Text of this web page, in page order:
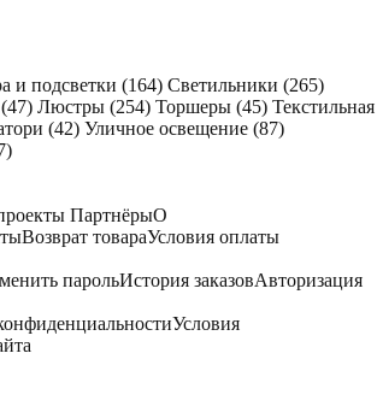
и подсветки (164) Светильники (265)
(47) Люстры (254) Торшеры (45) Текстильная
(42) Уличное освещение (87)
ПартнёрыО
Возврат товараУсловия оплаты
парольИстория заказовАвторизация
Условия